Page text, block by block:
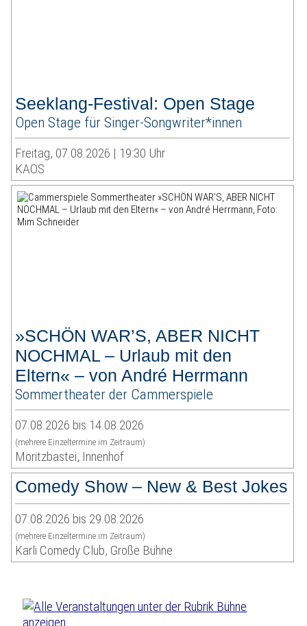
Seeklang-Festival: Open Stage
Open Stage für Singer-Songwriter*innen
Freitag, 07.08.2026 | 19:30 Uhr
KAOS
»SCHÖN WAR’S, ABER NICHT
NOCHMAL – Urlaub mit den
Eltern« – von André Herrmann
Sommertheater der Cammerspiele
07.08.2026 bis 14.08.2026
(mehrere Einzeltermine im Zeitraum)
Moritzbastei, Innenhof
Comedy Show – New & Best Jokes
07.08.2026 bis 29.08.2026
(mehrere Einzeltermine im Zeitraum)
Karli Comedy Club, Große Bühne